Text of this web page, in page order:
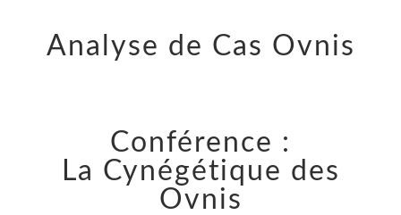
Analyse de Cas Ovnis
Conférence :
La Cynégétique des
Ovnis